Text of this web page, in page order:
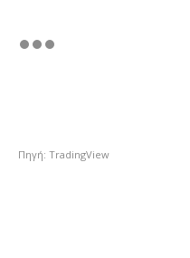
Πηγή: TradingView